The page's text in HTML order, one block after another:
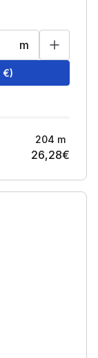
m
€)
204 m
26,28€